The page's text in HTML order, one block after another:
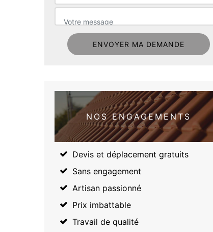
NOS ENGAGEMENTS
Devis et déplacement gratuits
Sans engagement
Artisan passionné
Prix imbattable
Travail de qualité